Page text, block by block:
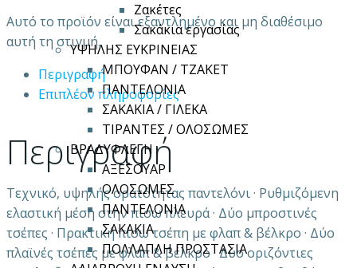
Ζακέτες
Σακάκια εργασίας
ΥΨΗΛΗΣ ΕΥΚΡΙΝΕΙΑΣ
ΜΠΟΥΦΑΝ / ΤΖΑΚΕΤ
ΠΑΝΤΕΛΟΝΙΑ
ΣΑΚΑΚΙΑ / ΓΙΛΕΚΑ
ΤΙΡΑΝΤΕΣ / ΟΛΟΣΩΜΕΣ
ΒΡΑΔΥΦΛΕΓΗ
ΑΞΕΣΟΥΑΡ
ΟΛΟΣΩΜΕΣ
ΠΑΝΤΕΛΟΝΙΑ
ΣΑΚΑΚΙΑ
ΠΟΛΛΑΠΛΗ ΠΡΟΣΤΑΣΙΑ
Αυτό το προϊόν είναι εξαντλημένο και μη διαθέσιμο
αυτή τη στιγμή.
Περιγραφή
Επιπλέον πληροφορίες
Περιγραφή
Τεχνικό, υψηλής ορατότητας παντελόνι · Ρυθμιζόμενη
ελαστική μέση στην πίσω πλευρά · Δύο μπροστινές
τσέπες · Πρακτική πίσω τσέπη με φλαπ & βέλκρο · Δύο
πλαϊνές τσέπες με φλαπ & βέλκρο · Δύο οριζόντιες